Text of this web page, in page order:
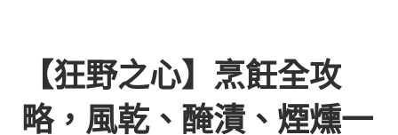
【狂野之心】烹飪全攻
略，風乾、醃漬、煙燻一